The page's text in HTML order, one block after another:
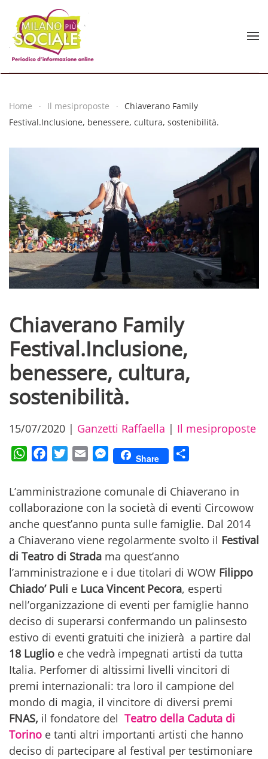
Skip to main content
Home Il mesiproposte
Chiaverano Family
Festival.Inclusione, benessere, cultura, sostenibilità.
Chiaverano Family
Festival.Inclusione,
benessere, cultura,
sostenibilità.
15/07/2020 | Ganzetti Raffaella | Il mesiproposte
WhatsAppFacebookTwitterEmail Messenger
Share
L’amministrazione comunale di Chiaverano in
collaborazione con la società di eventi Circowow
anche quest’anno punta sulle famiglie. Dal 2014
a Chiaverano viene regolarmente svolto il Festival
di Teatro di Strada ma quest’anno
l’amministrazione e i due titolari di WOW Filippo
Chiado’ Puli e Luca Vincent Pecora, esperti
nell’organizzazione di eventi per famiglie hanno
deciso di superarsi confermando un palinsesto
estivo di eventi gratuiti che inizierà a partire dal
18 Luglio e che vedrà impegnati artisti da tutta
Italia. Perfomer di altissimi livelli vincitori di
premi internazionali: tra loro il campione del
mondo di magia, il vincitore di diversi premi
FNAS, il fondatore del Teatro della Caduta di
Torino e tanti altri importanti artisti che hanno
deciso di partecipare al festival per testimoniare